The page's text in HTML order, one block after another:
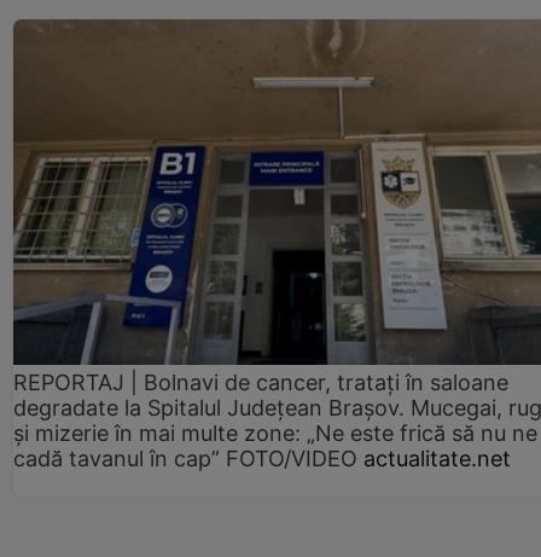
REPORTAJ | Bolnavi de cancer, tratați în saloane
degradate la Spitalul Județean Brașov. Mucegai,
și mizerie în mai multe zone: „Ne este frică să nu ne
cadă tavanul în cap” FOTO/VIDEO actualitate.net